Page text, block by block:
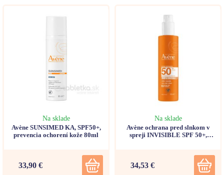
Na sklade
Avène SUNSIMED KA, SPF50+,
prevencia ochorení kože 80ml
33,90 €
Na sklade
Avène ochrana pred slnkom v
spreji INVISIBLE SPF 50+,
34,53 €